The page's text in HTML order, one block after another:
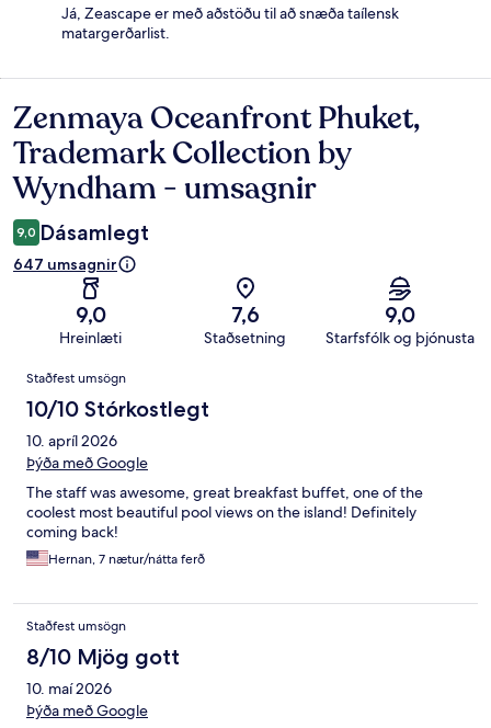
Já, Zeascape er með aðstöðu til að snæða taílensk
matargerðarlist.
Umsagnir
Zenmaya Oceanfront Phuket,
Trademark Collection by
Wyndham - umsagnir
9,0 Dásamlegt
647 umsagnir
9,0
Hreinlæti
7,6
Staðsetning
9,0
Starfsfólk og þjónusta
Umsagnir
Staðfest umsögn
10/10 Stórkostlegt
10. apríl 2026
Þýða með Google
The staff was awesome, great breakfast buffet, one of the
coolest most beautiful pool views on the island! Definitely
coming back!
Hernan, 7 nætur/nátta ferð
Staðfest umsögn
8/10 Mjög gott
10. maí 2026
Þýða með Google